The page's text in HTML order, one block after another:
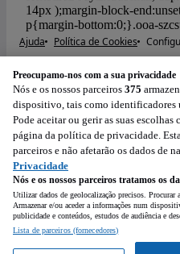
Ajuda Política de Cookies
Condições de Utilização
Política
Preocupamo-nos com a sua privacidade
Nós e os nossos parceiros 375
dispositivo, tais como identificadores
Pode aceitar ou gerir as suas
página da política de privacidade.
parceiros e não afetarão os dados de
Privacidade
Nós e os nossos parceiros tratamos os
Utilizar dados de geolocalização precisos.
Armazenar e/ou aceder a informações num
publicidade e conteúdos, estudos de audiência e
Lista de parceiros (fornecedores)